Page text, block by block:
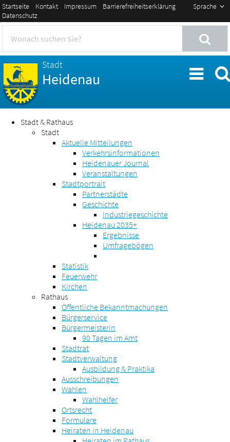
Sprache
Startseite Kontakt Impressum
Barrierefreiheitserklärung
Datenschutz
Stadt
Heidenau
Stadt & Rathaus
Stadt
Aktuelle Mitteilungen
Verkehrsinformationen
Heidenauer Journal
Veranstaltungen
Stadtportrait
Partnerstädte
Geschichte
Industriegeschichte
Heidenau 2035+
Ergebnisse
Umfragebögen
Statistik
Feuerwehr
Kirchen
Rathaus
Öffentliche Bekanntmachungen
Bürgerservice
Bürgermeisterin
90 Tagen im Amt
Stadtrat
Stadtverwaltung
Ausbildung & Praktika
Ausschreibungen
Wahlen
Wahlhelfer
Ortsrecht
Formulare
Heiraten in Heidenau